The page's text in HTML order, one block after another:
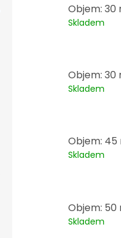
Objem: 30
Skladem
Objem: 30
Skladem
Objem: 45
Skladem
Objem: 50
Skladem